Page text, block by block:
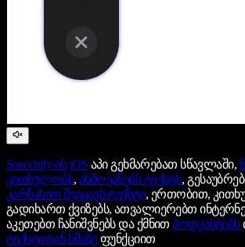
Speechify-ის iOS აპი გეხმარებათ სწავლაში,
კითხულობს, ახმოვანებს ტექსტს,
კარნახით შეგყავს ტექსტი, ერთობით,
გადიხართ ქვიზებს, ათვალიერებთ
აკეთებთ ჩანიშვნებს და ქმნითპოდკასტებს
ტექსტიდან ხმაზეფუნქციით